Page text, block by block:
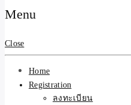
Search ราค
ความคุ้มค่า
จริง" (เหมา
แม่ค้า) บริก
Menu
Close
Home
Registration
ลงทะเบียน